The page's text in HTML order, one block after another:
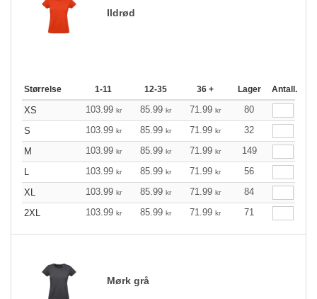
Ildrød
Størrelse 1-11 12-35 36 + Lager Antall.
XS 103.99 kr 85.99 kr 71.99 kr
80
S
103.99 kr 85.99 kr 71.99 kr
32
M
103.99 kr 85.99 kr 71.99 kr
149
L
103.99 kr 85.99 kr 71.99 kr
56
XL
103.99 kr 85.99 kr 71.99 kr
84
2XL
103.99 kr 85.99 kr 71.99 kr 71
Mørk grå